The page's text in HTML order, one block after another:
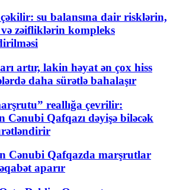
su balansına dair risklərin,
zəifliklərin kompleks
artır, lakin həyat ən çox hiss
daha sürətlə bahalaşır
reallığa çevrilir:
Cənubi Qafqazı dəyişə biləcək
Cənubi Qafqazda marşrutlar
aparır